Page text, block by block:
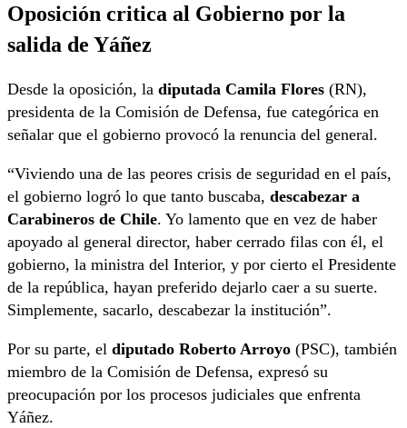
Oposición critica al Gobierno por la
salida de Yáñez
Desde la oposición, la diputada Camila Flores (RN),
presidenta de la Comisión de Defensa, fue categórica en
señalar que el gobierno provocó la renuncia del general.
“Viviendo una de las peores crisis de seguridad en el país,
el gobierno logró lo que tanto buscaba, descabezar a
Carabineros de Chile. Yo lamento que en vez de haber
apoyado al general director, haber cerrado filas con él, el
gobierno, la ministra del Interior, y por cierto el Presidente
de la república, hayan preferido dejarlo caer a su suerte.
Simplemente, sacarlo, descabezar la institución”.
Por su parte, el diputado Roberto Arroyo (PSC), también
miembro de la Comisión de Defensa, expresó su
preocupación por los procesos judiciales que enfrenta
Yáñez.